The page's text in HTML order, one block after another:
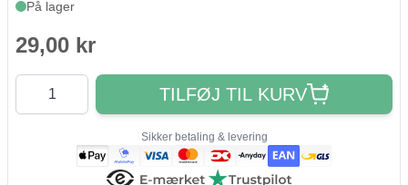
På lager
29,00 kr
Antal
TILFØJ TIL KURV
Sikker betaling & levering